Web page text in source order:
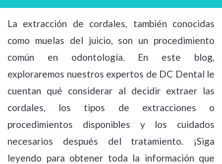
La extracción de cordales, también conocidas
como muelas del juicio, son un procedimiento
común en odontología. En este blog,
exploraremos nuestros expertos de DC Dental le
cuentan qué considerar al decidir extraer las
cordales, los tipos de extracciones o
procedimientos disponibles y los cuidados
necesarios después del tratamiento. ¡Siga
leyendo para obtener toda la información que